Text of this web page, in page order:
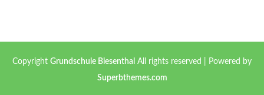
Copyright Grundschule Biesenthal All rights reserved
| Powered by
Superbthemes.com